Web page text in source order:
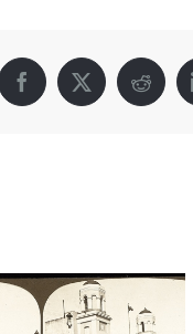
Facebook
X Reddit